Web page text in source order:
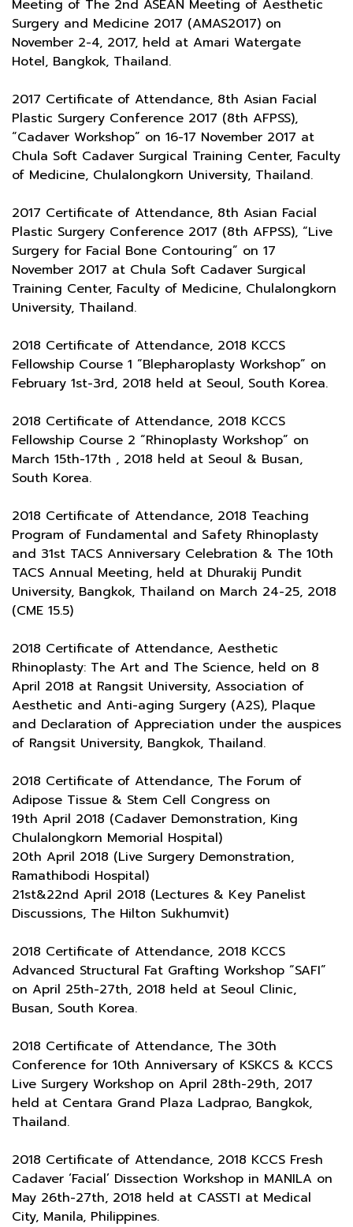
Meeting of The 2nd ASEAN Meeting of Aesthetic
Surgery and Medicine 2017 (AMAS2017) on
November 2-4, 2017, held at Amari Watergate
Hotel, Bangkok, Thailand.
2017 Certificate of Attendance, 8th Asian Facial
Plastic Surgery Conference 2017 (8th AFPSS),
“Cadaver Workshop” on 16-17 November 2017 at
Chula Soft Cadaver Surgical Training Center, Faculty
of Medicine, Chulalongkorn University, Thailand.
2017 Certificate of Attendance, 8th Asian Facial
Plastic Surgery Conference 2017 (8th AFPSS), “Live
Surgery for Facial Bone Contouring” on 17
November 2017 at Chula Soft Cadaver Surgical
Training Center, Faculty of Medicine, Chulalongkorn
University, Thailand.
2018 Certificate of Attendance, 2018 KCCS
Fellowship Course 1 “Blepharoplasty Workshop” on
February 1st-3rd, 2018 held at Seoul, South Korea.
2018 Certificate of Attendance, 2018 KCCS
Fellowship Course 2 “Rhinoplasty Workshop” on
March 15th-17th , 2018 held at Seoul & Busan,
South Korea.
2018 Certificate of Attendance, 2018 Teaching
Program of Fundamental and Safety Rhinoplasty
and 31st TACS Anniversary Celebration & The 10th
TACS Annual Meeting, held at Dhurakij Pundit
University, Bangkok, Thailand on March 24-25, 2018
(CME 15.5)
2018 Certificate of Attendance, Aesthetic
Rhinoplasty: The Art and The Science, held on 8
April 2018 at Rangsit University, Association of
Aesthetic and Anti-aging Surgery (A2S), Plaque
and Declaration of Appreciation under the auspices
of Rangsit University, Bangkok, Thailand.
2018 Certificate of Attendance, The Forum of
Adipose Tissue & Stem Cell Congress on
19th April 2018 (Cadaver Demonstration, King
Chulalongkorn Memorial Hospital)
20th April 2018 (Live Surgery Demonstration,
Ramathibodi Hospital)
21st&22nd April 2018 (Lectures & Key Panelist
Discussions, The Hilton Sukhumvit)
2018 Certificate of Attendance, 2018 KCCS
Advanced Structural Fat Grafting Workshop “SAFI”
on April 25th-27th, 2018 held at Seoul Clinic,
Busan, South Korea.
2018 Certificate of Attendance, The 30th
Conference for 10th Anniversary of KSKCS & KCCS
Live Surgery Workshop on April 28th-29th, 2017
held at Centara Grand Plaza Ladprao, Bangkok,
Thailand.
2018 Certificate of Attendance, 2018 KCCS Fresh
Cadaver ‘Facial’ Dissection Workshop in MANILA on
May 26th-27th, 2018 held at CASSTI at Medical
City, Manila, Philippines.